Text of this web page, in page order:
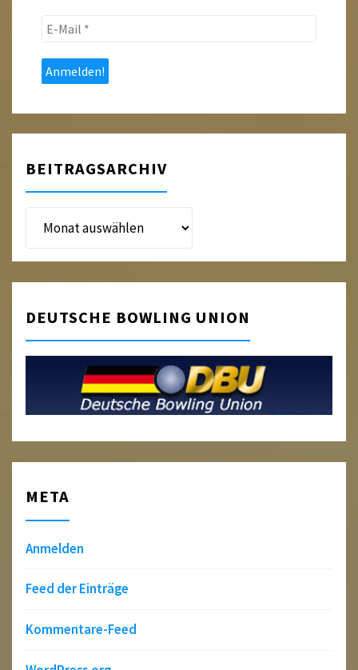
E-
*
BEITRAGSARCHIV
Beitragsarchiv
DEUTSCHE BOWLING UNION
META
Anmelden
Feed der Einträge
Kommentare-Feed